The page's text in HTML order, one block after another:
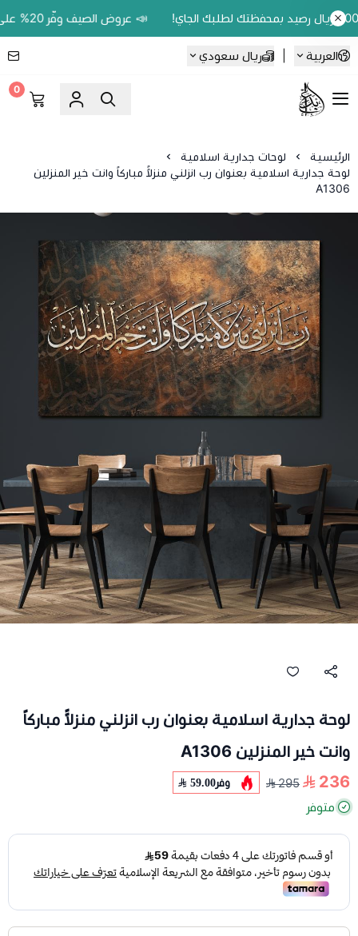
📣 عروض الصيف وفّر 20% على اللوحات الحين.. واكسب 200 ريال رصيد بمحفظتك لطلبك الجاي!
العربية ريال سعودي
Ebbdaa art
0
الرئيسية
لوحات جدارية اسلامية
لوحة جدارية اسلامية بعنوان رب انزلني منزلاًً مباركاً وانت خير المنزلين
A1306
لوحة جدارية اسلامية بعنوان رب انزلني منزلاًً مباركاً
وانت خير المنزلين A1306
236
295 وفر59.00
متوفر